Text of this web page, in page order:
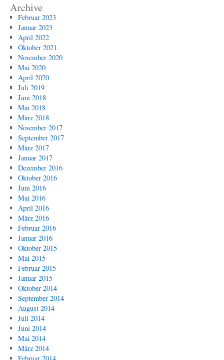
Archive
Februar 2023
Januar 2023
April 2022
Oktober 2021
November 2020
Mai 2020
April 2020
Juli 2019
Juni 2018
Mai 2018
März 2018
November 2017
September 2017
März 2017
Januar 2017
Dezember 2016
Oktober 2016
Juni 2016
Mai 2016
April 2016
März 2016
Februar 2016
Januar 2016
Oktober 2015
Mai 2015
Februar 2015
Januar 2015
Oktober 2014
September 2014
August 2014
Juli 2014
Juni 2014
Mai 2014
März 2014